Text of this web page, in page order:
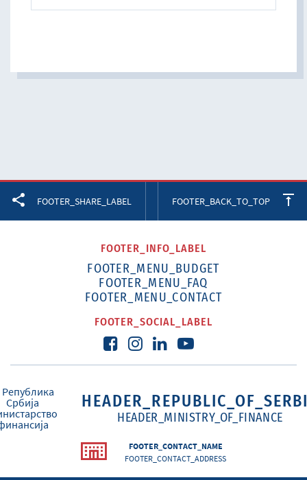
FOOTER_SHARE_LABEL FOOTER_BACK_TO_TOP
FOOTER_INFO_LABEL
FOOTER_MENU_BUDGET
FOOTER_MENU_FAQ
FOOTER_MENU_CONTACT
FOOTER_SOCIAL_LABEL
HEADER_MINISTRY_OF_FINANCE
FOOTER_CONTACT_NAME
FOOTER_CONTACT_ADDRESS